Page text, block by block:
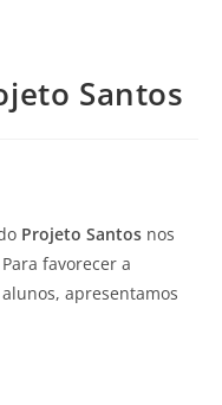
Santos
Projeto Santos nos
favorecer a
apresentamos